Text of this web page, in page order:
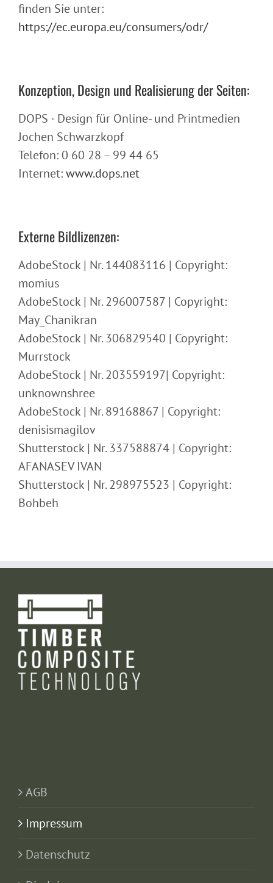
finden Sie unter:
https://ec.europa.eu/consumers/odr/
Konzeption, Design und Realisierung der Seiten:
DOPS · Design für Online- und Printmedien
Jochen Schwarzkopf
Telefon: 0 60 28 – 99 44 65
Internet:www.dops.net
Externe Bildlizenzen:
AdobeStock | Nr. 144083116 | Copyright:
momius
AdobeStock | Nr. 296007587 | Copyright:
May_Chanikran
AdobeStock | Nr. 306829540 | Copyright:
Murrstock
AdobeStock | Nr. 203559197| Copyright:
unknownshree
AdobeStock | Nr. 89168867 | Copyright:
denisismagilov
Shutterstock | Nr. 337588874 | Copyright:
AFANASEV IVAN
Shutterstock | Nr. 298975523 | Copyright:
Bohbeh
AGB
Impressum
Datenschutz